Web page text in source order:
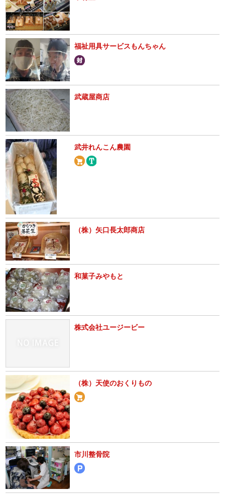
福祉用具サービスもんちゃん
武蔵屋商店
武井れんこん農園
（株）矢口長太郎商店
和菓子みやもと
株式会社ユージービー
（株）天使のおくりもの
市川整骨院